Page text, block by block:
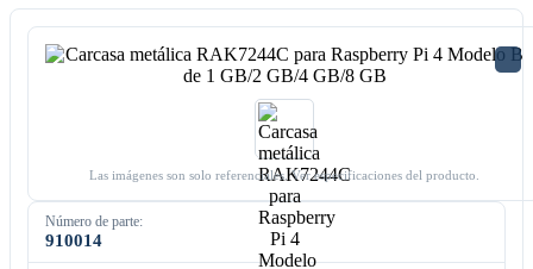
Las imágenes son solo referenciales. Ver especificaciones del producto.
Número de parte:
910014